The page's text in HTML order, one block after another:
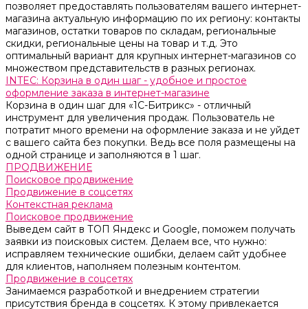
позволяет предоставлять пользователям вашего интернет-
магазина актуальную информацию по их региону: контакты
магазинов, остатки товаров по складам, региональные
скидки, региональные цены на товар и т.д. Это
оптимальный вариант для крупных интернет-магазинов со
множеством представительств в разных регионах.
INTEC: Корзина в один шаг - удобное и простое
оформление заказа в интернет-магазине
Корзина в один шаг для «1С-Битрикс» - отличный
инструмент для увеличения продаж. Пользователь не
потратит много времени на оформление заказа и не уйдет
с вашего сайта без покупки. Ведь все поля размещены на
одной странице и заполняются в 1 шаг.
ПРОДВИЖЕНИЕ
Поисковое продвижение
Продвижение в соцсетях
Контекстная реклама
Поисковое продвижение
Выведем сайт в ТОП Яндекс и Google, поможем получать
заявки из поисковых систем. Делаем все, что нужно:
исправляем технические ошибки, делаем сайт удобнее
для клиентов, наполняем полезным контентом.
Продвижение в соцсетях
Занимаемся разработкой и внедрением стратегии
присутствия бренда в соцсетях. К этому привлекается